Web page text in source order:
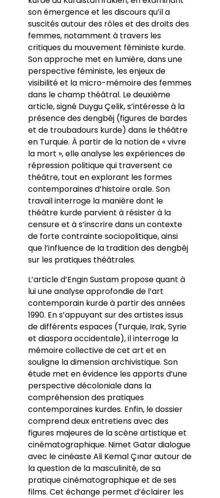
son émergence et les discours qu’il a
suscités autour des rôles et des droits des
femmes, notamment à travers les
critiques du mouvement féministe kurde.
Son approche met en lumière, dans une
perspective féministe, les enjeux de
visibilité et la micro-mémoire des femmes
dans le champ théâtral. Le deuxième
article, signé Duygu Çelik, s’intéresse à la
présence des dengbêj (figures de bardes
et de troubadours kurde) dans le théâtre
en Turquie. À partir de la notion de « vivre
la mort », elle analyse les expériences de
répression politique qui traversent ce
théâtre, tout en explorant les formes
contemporaines d’histoire orale. Son
travail interroge la manière dont le
théâtre kurde parvient à résister à la
censure et à s’inscrire dans un contexte
de forte contrainte sociopolitique, ainsi
que l’influence de la tradition des dengbêj
sur les pratiques théâtrales.
L’article d’Engin Sustam propose quant à
lui une analyse approfondie de l’art
contemporain kurde à partir des années
1990. En s’appuyant sur des artistes issus
de différents espaces (Turquie, Irak, Syrie
et diaspora occidentale), il interroge la
mémoire collective de cet art et en
souligne la dimension archivistique. Son
étude met en évidence les apports d’une
perspective décoloniale dans la
compréhension des pratiques
contemporaines kurdes. Enfin, le dossier
comprend deux entretiens avec des
figures majeures de la scène artistique et
cinématographique. Nimet Gatar dialogue
avec le cinéaste Ali Kemal Çınar autour de
la question de la masculinité, de sa
pratique cinématographique et de ses
films. Cet échange permet d’éclairer les